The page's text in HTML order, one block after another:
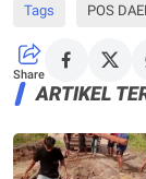
Tags POS
Share
ARTIKEL